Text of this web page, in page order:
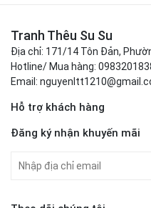
Tranh Thêu Su Su
Địa chỉ: 171/14 Tôn Đản,
Hotline/ Mua hàng:
Email:
Hỗ trợ khách hàng
Đăng ký nhận khuyến mãi